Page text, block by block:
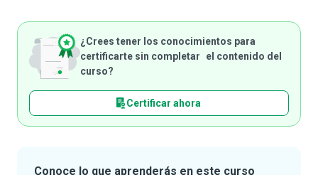
¿Crees tener los conocimientos para
certificarte sin completar el contenido del
curso?
Certificar ahora
Conoce lo que aprenderás en este curso